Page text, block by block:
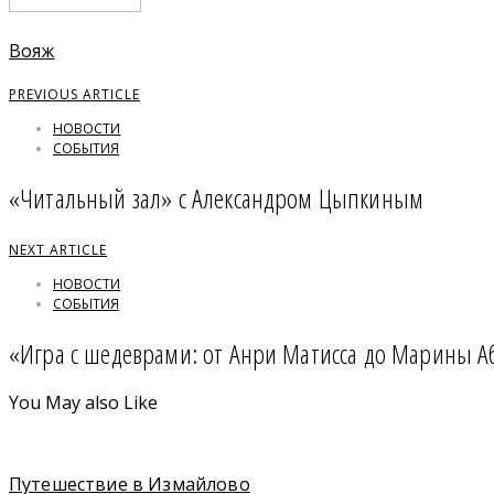
Вояж
PREVIOUS ARTICLE
НОВОСТИ
СОБЫТИЯ
«Читальный зал» с Александром Цыпкиным
NEXT ARTICLE
НОВОСТИ
СОБЫТИЯ
«Игра с шедеврами: от Анри Матисса до Марины
You May also Like
Путешествие в Измайлово